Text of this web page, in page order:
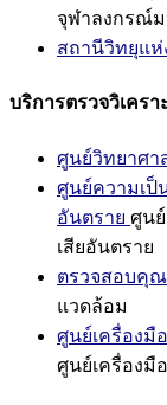
จุฬาลงกรณ์
สถานีวิทยุแห่
บริการตรวจวิเคร
ศูนย์วิทยาศา
ศูนย์ความเป็
อันตราย ศูน
เสียอันตราย
ตรวจสอบคุ
แวดล้อม
ศูนย์เครื่องมื
ศูนย์เครื่องมื